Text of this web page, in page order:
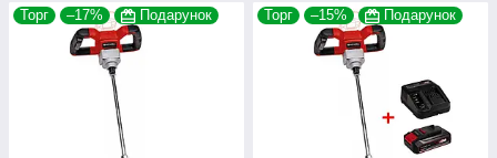
Торг –17% Подарунок Торг –15% Подарунок